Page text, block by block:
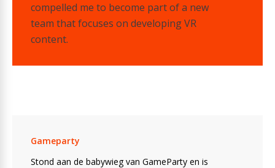
compelled me to become part of a new
team that focuses on developing VR
content.
Gameparty
Stond aan de babywieg van GameParty en is